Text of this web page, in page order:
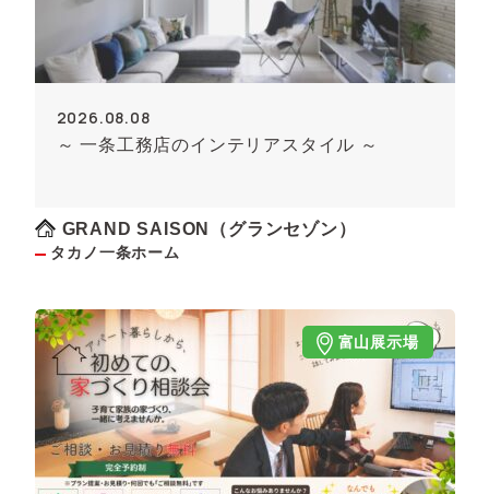
2026.08.08
～ 一条工務店のインテリアスタイル ～
GRAND SAISON（グランセゾン）
タカノ一条ホーム
富山展示場